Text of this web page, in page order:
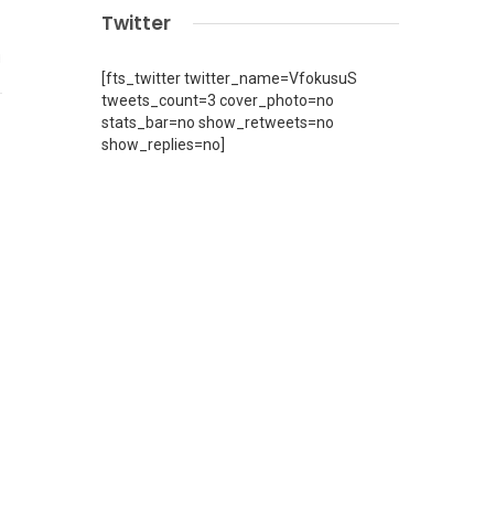
Twitter
[fts_twitter twitter_name=VfokusuS
tweets_count=3 cover_photo=no
stats_bar=no show_retweets=no
show_replies=no]